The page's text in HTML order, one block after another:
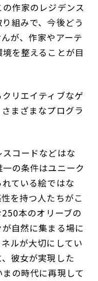
作家のレジデンス
組みで、今後どう
が、作家やアーテ
を整えることが目
リエイティブなゲ
まざまなプログラ
スコードなどはな
の条件はユニーク
ている絵ではな
を持つ人たちがこ
本のオリーブの
自然に集まる場に
ルが大切にしてい
彼女が実現した
の時代に再現して